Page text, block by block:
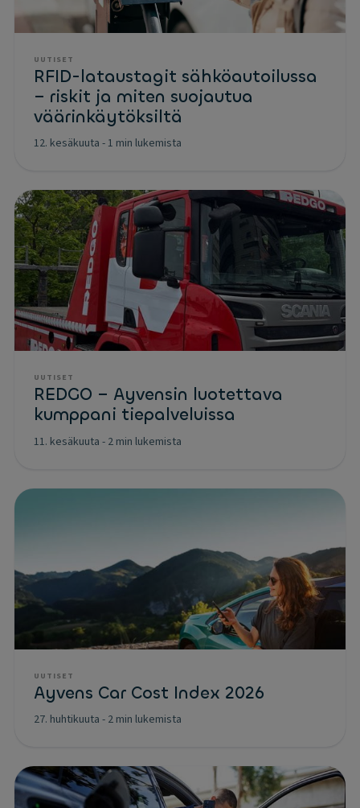
UUTISET
RFID-lataustagit sähköautoilussa
– riskit ja miten suojautua
väärinkäytöksiltä
12. kesäkuuta - 1 min lukemista
UUTISET
REDGO – Ayvensin luotettava
kumppani tiepalveluissa
11. kesäkuuta - 2 min lukemista
UUTISET
Ayvens Car Cost Index 2026
27. huhtikuuta - 2 min lukemista